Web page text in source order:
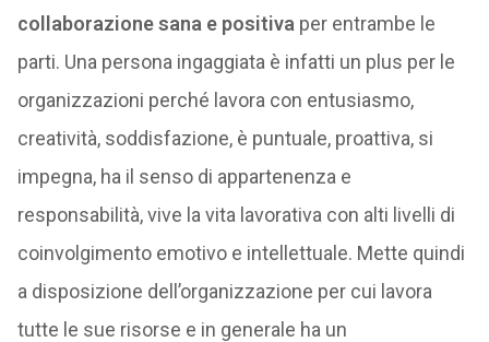
collaborazione sana e positiva per entrambe le
parti. Una persona ingaggiata è infatti un plus per le
organizzazioni perché lavora con entusiasmo,
creatività, soddisfazione, è puntuale, proattiva, si
impegna, ha il senso di appartenenza e
responsabilità, vive la vita lavorativa con alti livelli di
coinvolgimento emotivo e intellettuale. Mette quindi
a disposizione dell’organizzazione per cui lavora
tutte le sue risorse e in generale ha un